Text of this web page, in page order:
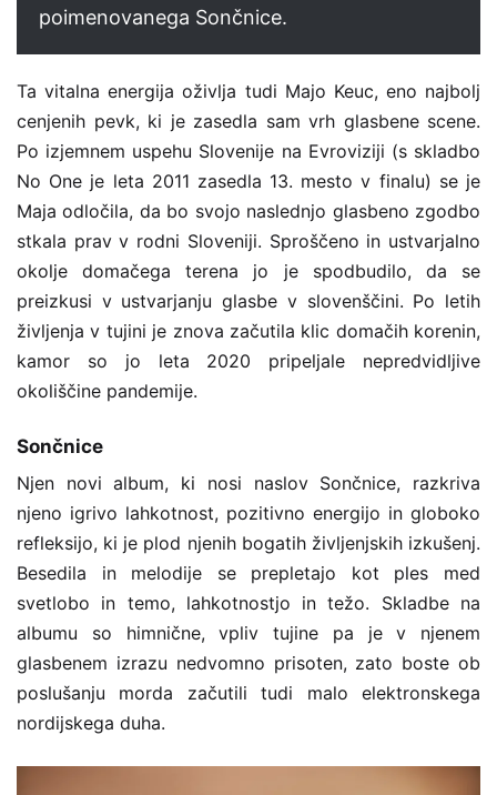
poimenovanega Sončnice.
Ta vitalna energija oživlja tudi Majo Keuc, eno najbolj
cenjenih pevk, ki je zasedla sam vrh glasbene scene.
Po izjemnem uspehu Slovenije na Evroviziji (s skladbo
No One je leta 2011 zasedla 13. mesto v finalu) se je
Maja odločila, da bo svojo naslednjo glasbeno zgodbo
stkala prav v rodni Sloveniji. Sproščeno in ustvarjalno
okolje domačega terena jo je spodbudilo, da se
preizkusi v ustvarjanju glasbe v slovenščini. Po letih
življenja v tujini je znova začutila klic domačih korenin,
kamor so jo leta 2020 pripeljale nepredvidljive
okoliščine pandemije.
Sončnice
Njen novi album, ki nosi naslov Sončnice, razkriva
njeno igrivo lahkotnost, pozitivno energijo in globoko
refleksijo, ki je plod njenih bogatih življenjskih izkušenj.
Besedila in melodije se prepletajo kot ples med
svetlobo in temo, lahkotnostjo in težo. Skladbe na
albumu so himnične, vpliv tujine pa je v njenem
glasbenem izrazu nedvomno prisoten, zato boste ob
poslušanju morda začutili tudi malo elektronskega
nordijskega duha.